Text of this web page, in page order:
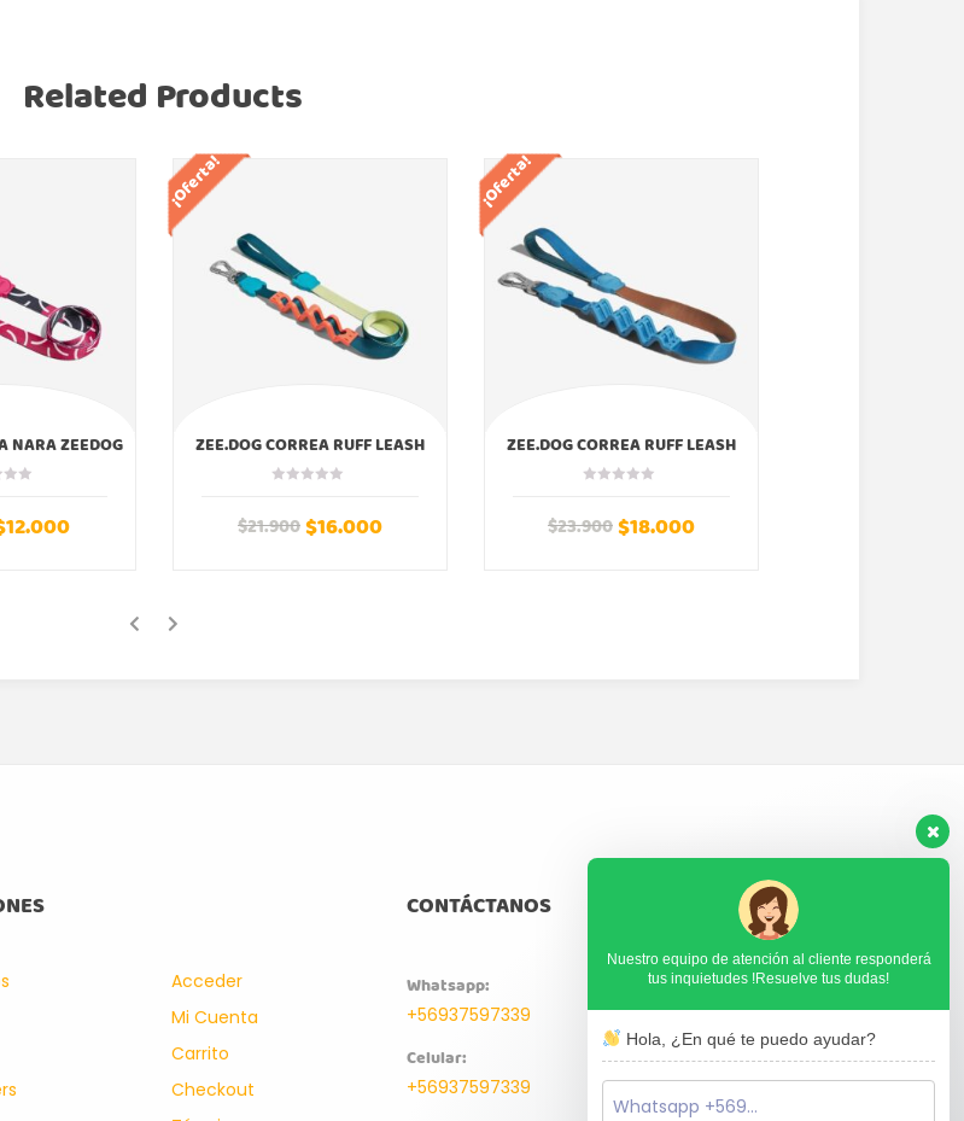
Related Products
NARA ZEEDOG
12.000
¡Oferta!
ZEE.DOG CORREA RUFF LEASH
JUMPER ZEEDOG
$21.900$16.000
¡Oferta!
ZEE.DOG CORREA RUFF LEASH
DELTA ZEEDOG
$23.900$18.000
Acceder
Mi Cuenta
Carrito
Checkout
CONTÁCTANOS
Whatsapp:
+56937597339
Celular:
+56937597339
Nuestro equipo de atención al cliente responderá
tus inquietudes !Resuelve tus dudas!
Hola, ¿En qué te puedo ayudar?